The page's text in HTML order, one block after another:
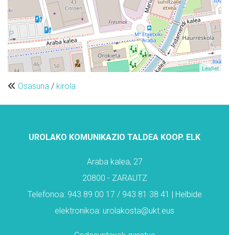
Leaflet
Osasuna / kirola
UROLAKO KOMUNIKAZIO TALDEA KOOP. ELK
Araba kalea, 27
20800 - ZARAUTZ
Telefonoa: 943 89 00 17 / 943 81 38 41 | Helbide
elektronikoa: urolakosta@ukt.eus